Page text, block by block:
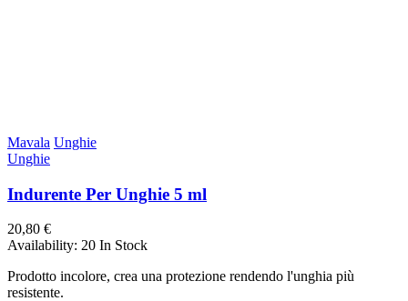
Mavala Unghie
Unghie
Indurente Per Unghie 5 ml
20,80 €
Availability: 20 In Stock
Prodotto incolore, crea una protezione rendendo l'unghia più
resistente.